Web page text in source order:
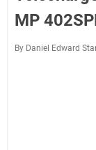
MP
By Daniel Edward